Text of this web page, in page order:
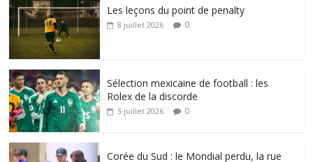
Les leçons du point de penalty
8 juillet 2026 0
Sélection mexicaine de football : les
Rolex de la discorde
5 juillet 2026 0
Corée du Sud : le Mondial perdu, la rue